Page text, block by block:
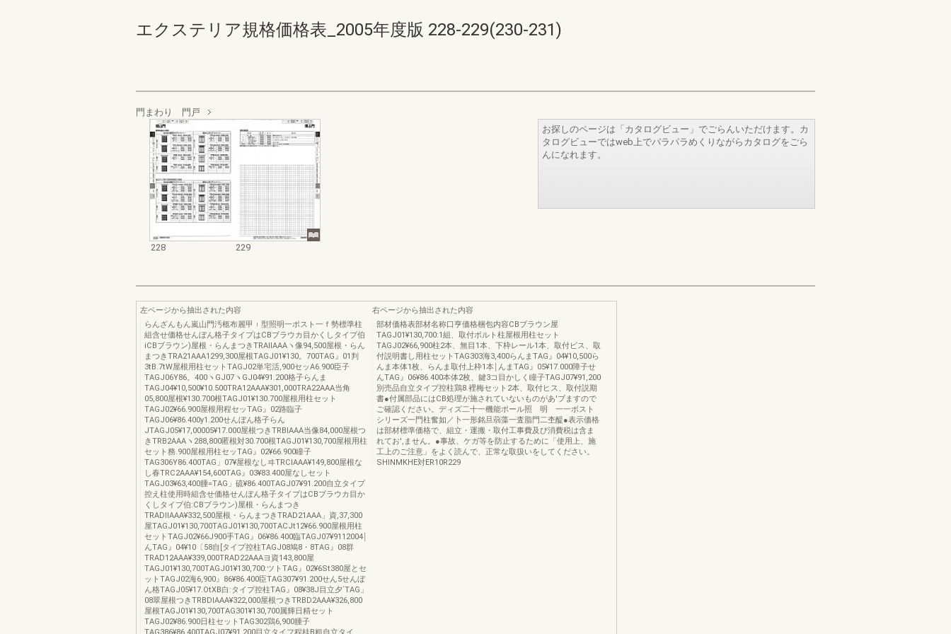
エクステリア規格価格表_2005年度版 228-229(230-231)
門まわり 門戸
228 229
お探しのページは「カタログビュー」でごらんいただけます。カ
タログビューではweb上でパラパラめくりながらカタログをごら
んになれます。
左ページから抽出された内容
らんざんもん嵐山門汚柩布麗甲︲型照明一ポスト一ｆ勢標準柱
組含せ価格せんぼん格子タイプはCBブラウカ目かくしタイプ伯
iCBブラウン)屋根・らんまつきTRAllAAAヽ像94,500屋根・らん
まつきTRA21AAA1299,300屋根TAGJ01¥130。700TAG』01判
3tB.7tW屋根用柱セットTAGJ02単宅活,900セッA6.900臣子
TAGJ06Y86。400ヽGJ07ヽGJ04¥91.200格子らんま
TAGJ04¥10,500¥10.500TRA12AAA¥301,000TRA22AAA当角
05,800屋根¥130.700根TAGJ01¥130.700屋根用柱セット
TAGJ02¥66.900屋根用程セッTAG』02路臨子
TAGJ06¥86.400y1.200せんぼん格子らん
JTAGJ05¥17,00005¥17.000屋根つきTRBlAAA当像84,000屋根つ
きTRB2AAAヽ288,800匿根対30.700根TAGJ01¥130,700屋根用柱
セット務.900屋根用柱セッTAG』02¥66.900瞳子
TAG306Y86.400TAG」07¥屋根なしヰTRClAAA¥149,800屋根な
し春TRC2AAA¥154,600TAG』03¥83.400屋なしセット
TAGJ03¥63,400腫=TAG」硫¥86.400TAGJ07¥91.200自立タイプ
控え柱使用時組含せ価格せんぼん格子タイプはCBブラウカ目か
くしタイプ伯:CBブラウン)屋根・らんまつき
TRADllAAA¥332,500屋根・らんまつきTRAD21AAA」資,37,300
屋TAGJ01¥130,700TAGJ01¥130,700TACJt12¥66.900屋根用柱
セットTAGJ02¥66J900手TAG』06¥86.400臨TAGJ07¥9112004￨
んTAG』04¥10〔58自[タイプ控柱TAGJ08鳩8・8TAG』08群
TRAD12AAA¥339,000TRAD22AAAヨ資143,800屋
TAGJ01¥130,700TAGJ01¥130,700:ツトTAG』02¥6St380屋とセ
ットTAGJ02海6,900』86¥86.400臣TAG307¥91.200せん5せんぼ
ん格TAGJ05¥17.OtXB白:タイプ控柱TAG』08¥38J目立夕`TAG」
08翠屋根つきTRBDlAAA¥322,000屋根つきTRBD2AAA¥326,800
屋根TAGJ01¥130,700TAG301¥130,700属輝日精セット
TAGJ02¥86.900日柱セットTAG302鶏6,900腫子
右ページから抽出された内容
部材価格表部材名称口亨価格梱包内容CBブラウン屋
TAGJ01¥130,700:1組、取付ボルト柱屋根用柱セット
TAGJ02¥66,900柱2本、無目1本、下枠レール1本、取付ビス、取
付説明書し用柱セットTAG303海3,400らんまTAG』04¥10,500ら
んま本体1枚、らんま取付上枠1本￨んまTAG』05¥17.000障子せ
んTAG』06¥86.400本体2枚、鍵3コ目かしく瞳子TAGJ07¥91,200
別売品自立タイプ控柱鶏8.裡梅セット2本、取付ヒス、取付説期
書●付属部品にはCB処理が施されていないものがあ'ブますので
ご確認ください。ディズ二十一機能ポール照 明 一一ボスト
シリーズ一門柱奮如／卜一形銘旦蒻藻一査脂門二杢醍●表示価格
は部材標準価格で、組立・運搬・取付工事費及び消費税は含ま
れてお',ません。●事故、ケガ等を防止するために「使用上、施
工上のご注意」をよく読んで、正常な取扱いをしてください。
SHINMKHE対ER10R229